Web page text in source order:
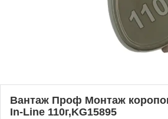
Вантаж Проф Монтаж
In-Line 110г,KG15895